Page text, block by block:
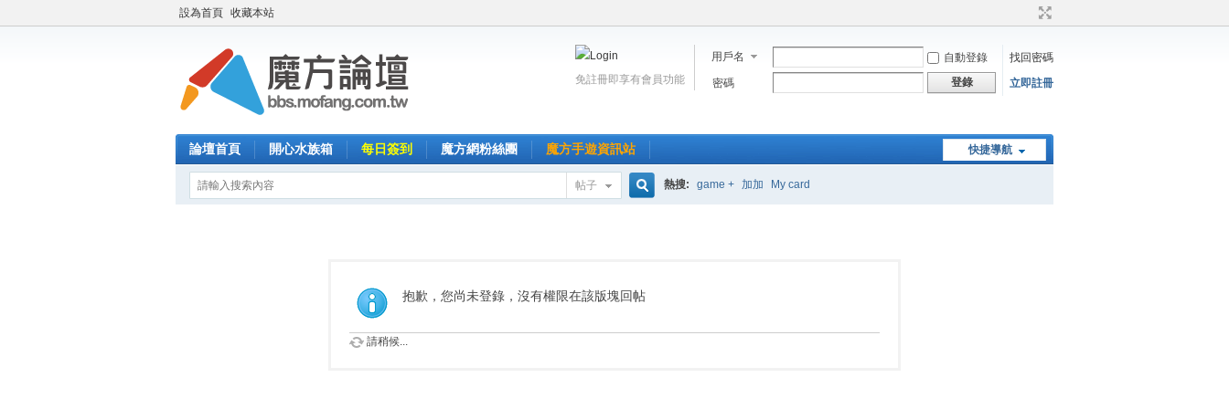
設為首頁 收藏本站
用戶名 自動登錄
找回密碼
密碼
登錄 立即註冊
免註冊即享有會員功能
快捷導航
論壇首頁 開心水族箱 每日簽到 魔方網粉絲團 魔方手遊資訊站
帖子
索
熱搜: game + 加加 My card
抱歉，您尚未登錄，沒有權限在該版塊回帖
請稍候...